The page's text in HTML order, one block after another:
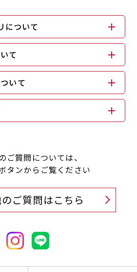
について
て
いて
ご質問については、
タンからご覧ください
ご質問はこちら